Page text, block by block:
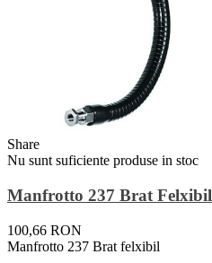
Share
Nu sunt suficiente produse in stoc
Manfrotto 237 Brat Felxibil
100,66 RON
Manfrotto 237 Brat felxibil